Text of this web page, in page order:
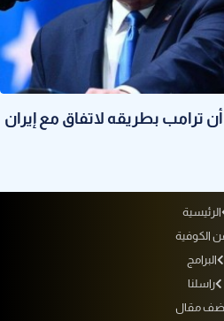
أن ترامب بطريقه لاتفاق مع إيران
الرئيسية
الكوفية
البرامج
راسلنا
مقال